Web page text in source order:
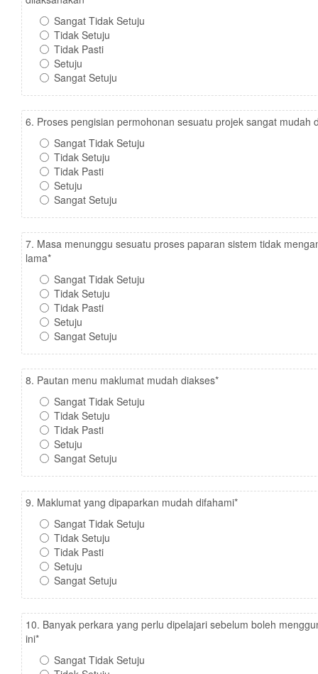
Sangat Tidak Setuju
Tidak Setuju
Tidak Pasti
Setuju
Sangat Setuju
6. Proses pengisian permohonan sesuatu projek sangat mudah
Sangat Tidak Setuju
Tidak Setuju
Tidak Pasti
Setuju
Sangat Setuju
7. Masa menunggu sesuatu proses paparan sistem tidak
lama*
Sangat Tidak Setuju
Tidak Setuju
Tidak Pasti
Setuju
Sangat Setuju
8. Pautan menu maklumat mudah diakses*
Sangat Tidak Setuju
Tidak Setuju
Tidak Pasti
Setuju
Sangat Setuju
9. Maklumat yang dipaparkan mudah difahami*
Sangat Tidak Setuju
Tidak Setuju
Tidak Pasti
Setuju
Sangat Setuju
10. Banyak perkara yang perlu dipelajari sebelum boleh
ini*
Sangat Tidak Setuju